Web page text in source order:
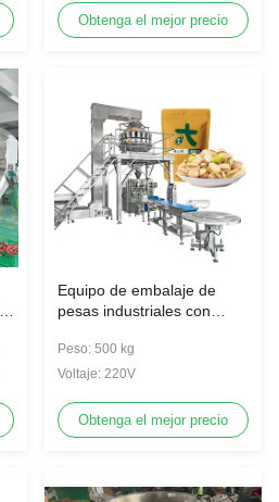
Obtenga el mejor precio
Equipo de embalaje de
pesas industriales con
de maíz de maíz de maíz
de maíz de maíz de maíz
de maíz de maíz de maíz
de maíz de maíz de maíz
de maíz de maíz de maíz
Peso: 500 kg
Voltaje: 220V
Obtenga el mejor precio